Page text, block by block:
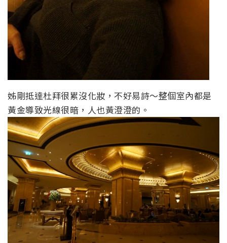
姊剛抵達杜拜很累沒化妝，不好易詩～整個室內都是
黃金導致光線很暗，人也黃澄澄的。